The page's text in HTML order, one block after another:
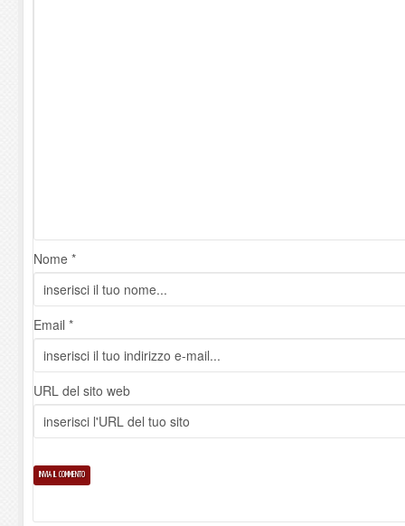
Nome *
Email *
URL del sito web